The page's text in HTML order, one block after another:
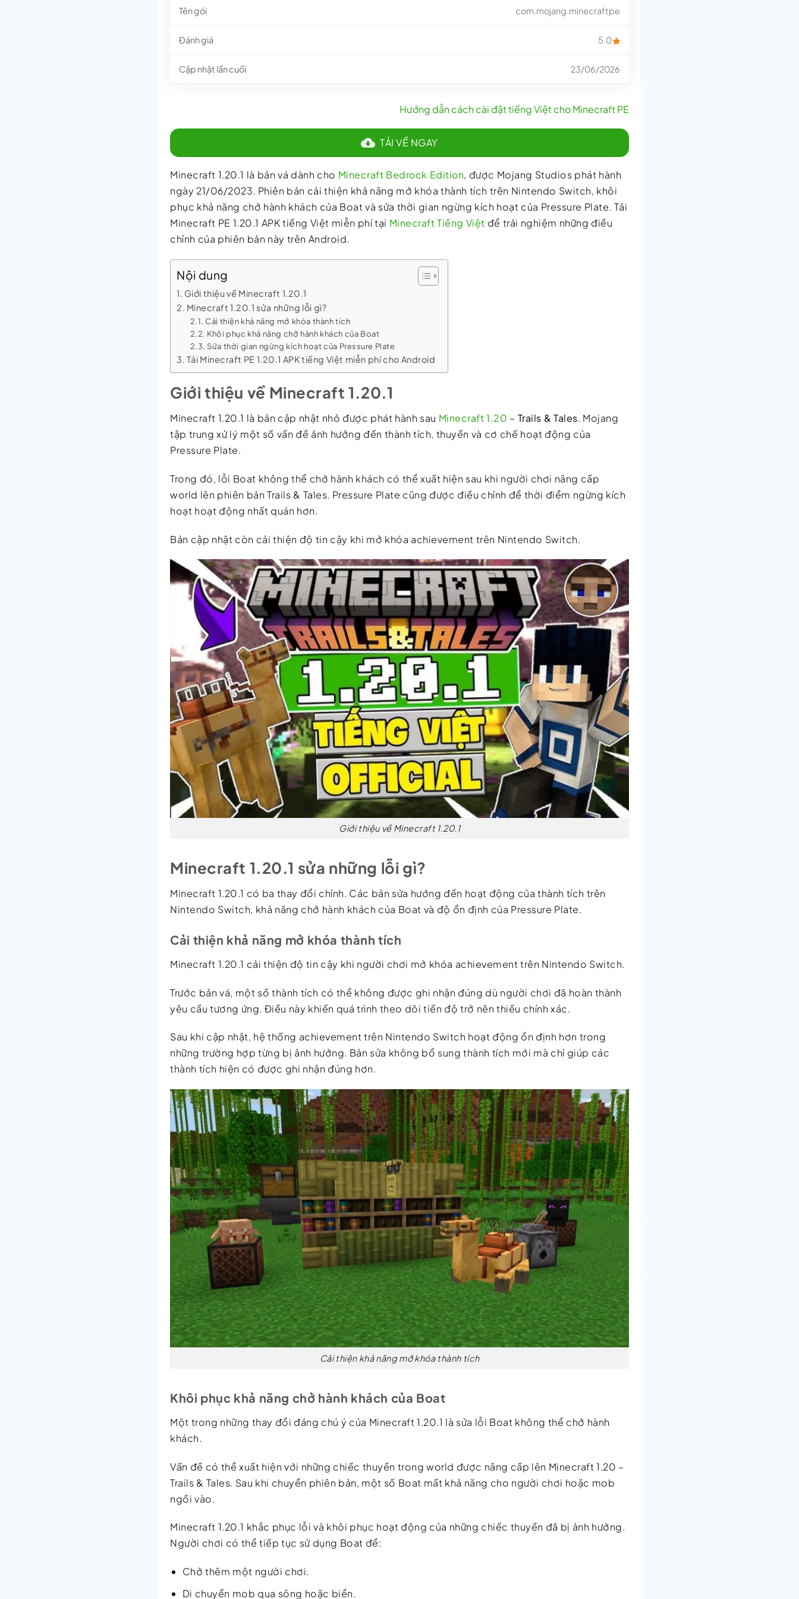
Tên gói com.mojang.minecraftpe
Đánh giá 5.0
Cập nhật lần cuối 23/06/2026
Hướng dẫn cách cài đặt tiếng Việt cho Minecraft PE
TẢI VỀ NGAY
Minecraft 1.20.1 là bản vá dành cho Minecraft Bedrock Edition, được Mojang Studios phát hành
ngày 21/06/2023. Phiên bản cải thiện khả năng mở khóa thành tích trên Nintendo Switch, khôi
phục khả năng chở hành khách của Boat và sửa thời gian ngừng kích hoạt của Pressure Plate. Tải
Minecraft PE 1.20.1 APK tiếng Việt miễn phí tại Minecraft Tiếng Việt để trải nghiệm những điều
chỉnh của phiên bản này trên Android.
Nội dung
Giới thiệu về Minecraft 1.20.1
Minecraft 1.20.1 sửa những lỗi gì?
Cải thiện khả năng mở khóa thành tích
Khôi phục khả năng chở hành khách của Boat
Sửa thời gian ngừng kích hoạt của Pressure Plate
Tải Minecraft PE 1.20.1 APK tiếng Việt miễn phí cho Android
Giới thiệu về Minecraft 1.20.1
Minecraft 1.20.1 là bản cập nhật nhỏ được phát hành sau Minecraft 1.20 – Trails & Tales. Mojang
tập trung xử lý một số vấn đề ảnh hưởng đến thành tích, thuyền và cơ chế hoạt động của
Pressure Plate.
Trong đó, lỗi Boat không thể chở hành khách có thể xuất hiện sau khi người chơi nâng cấp
world lên phiên bản Trails & Tales. Pressure Plate cũng được điều chỉnh để thời điểm ngừng kích
hoạt hoạt động nhất quán hơn.
Bản cập nhật còn cải thiện độ tin cậy khi mở khóa achievement trên Nintendo Switch.
Giới thiệu về Minecraft 1.20.1
Minecraft 1.20.1 sửa những lỗi gì?
Minecraft 1.20.1 có ba thay đổi chính. Các bản sửa hướng đến hoạt động của thành tích trên
Nintendo Switch, khả năng chở hành khách của Boat và độ ổn định của Pressure Plate.
Cải thiện khả năng mở khóa thành tích
Minecraft 1.20.1 cải thiện độ tin cậy khi người chơi mở khóa achievement trên Nintendo Switch.
Trước bản vá, một số thành tích có thể không được ghi nhận đúng dù người chơi đã hoàn thành
yêu cầu tương ứng. Điều này khiến quá trình theo dõi tiến độ trở nên thiếu chính xác.
Sau khi cập nhật, hệ thống achievement trên Nintendo Switch hoạt động ổn định hơn trong
những trường hợp từng bị ảnh hưởng. Bản sửa không bổ sung thành tích mới mà chỉ giúp các
thành tích hiện có được ghi nhận đúng hơn.
Cải thiện khả năng mở khóa thành tích
Khôi phục khả năng chở hành khách của Boat
Một trong những thay đổi đáng chú ý của Minecraft 1.20.1 là sửa lỗi Boat không thể chở hành
khách.
Vấn đề có thể xuất hiện với những chiếc thuyền trong world được nâng cấp lên Minecraft 1.20 –
Trails & Tales. Sau khi chuyển phiên bản, một số Boat mất khả năng cho người chơi hoặc mob
ngồi vào.
Minecraft 1.20.1 khắc phục lỗi và khôi phục hoạt động của những chiếc thuyền đã bị ảnh hưởng.
Người chơi có thể tiếp tục sử dụng Boat để:
Chở thêm một người chơi.
Di chuyển mob qua sông hoặc biển.